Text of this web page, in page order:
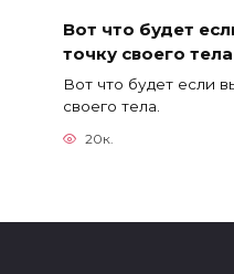
Вот что будет
точку своего тела
Вот что будет если
своего тела.
20к.